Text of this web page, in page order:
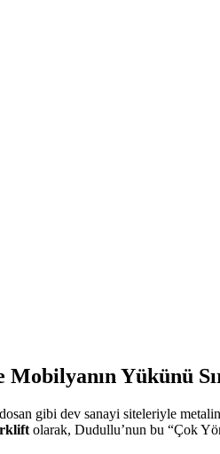
Yükünü
gibi dev sanayi siteleriyle
olarak, Dudullu’nun bu “Çok